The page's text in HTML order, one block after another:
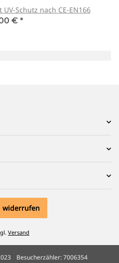
Schutz nach CE-EN166
€ *
widerrufen
Versand
Besucherzähler: 7006354